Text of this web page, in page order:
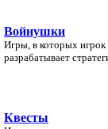
Войнушки
Игры, в которых игрок
разрабатывает
Квесты